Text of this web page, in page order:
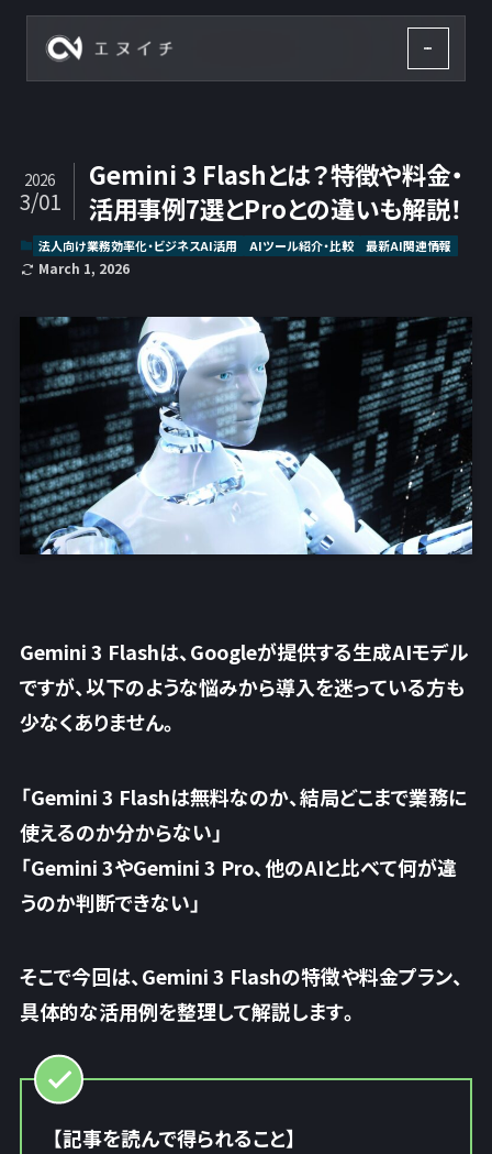
Gemini 3 Flashとは？特徴や料金・
活用事例7選とProとの違いも解説！
2026
3/01
法人向け業務効率化・ビジネスAI活用 AIツール紹介・比較 最新AI関連情報
March 1, 2026
Gemini 3 Flashは、Googleが提供する生成AIモデル
ですが、以下のような悩みから導入を迷っている方も
少なくありません。
「Gemini 3 Flashは無料なのか、結局どこまで業務に
使えるのか分からない」
「Gemini 3やGemini 3 Pro、他のAIと比べて何が違
うのか判断できない」
そこで今回は、Gemini 3 Flashの特徴や料金プラン、
具体的な活用例を整理して解説します。
【記事を読んで得られること】